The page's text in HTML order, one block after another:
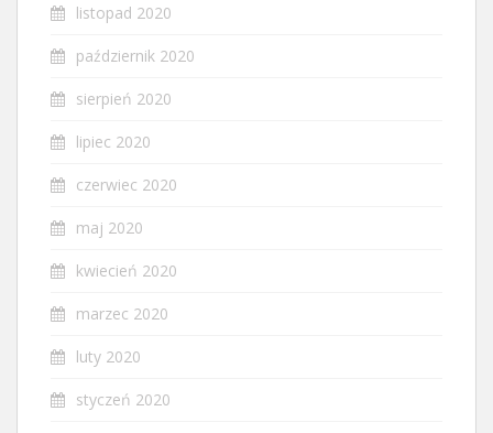
listopad 2020
październik 2020
sierpień 2020
lipiec 2020
czerwiec 2020
maj 2020
kwiecień 2020
marzec 2020
luty 2020
styczeń 2020